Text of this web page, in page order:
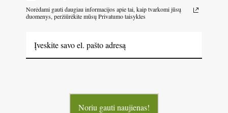
Norėdami gauti daugiau informacijos apie tai, kaip tvarkomi jūsų
duomenys, peržiūrėkite mūsų Privatumo taisykles
Noriu gauti naujienas!